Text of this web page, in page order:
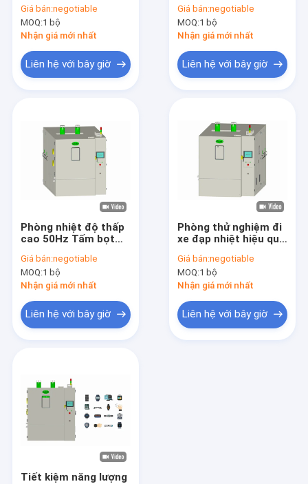
Các sản phẩm
Về chúng tôi
Tham quan nhà máy
Tin tức
Yêu cầu báo giá
Phòng kiểm tra độ ẩm nhiệt độ
Phòng thử nghiệm đi xe đạp nhiệt
Phòng thử nghiệm sốc nhiệt
Giá bán:negotiable
MOQ:1 bộ
Nhận giá mới nhất
Liên hệ với bây giờ
trình PLC
Giá bán:negotiable
MOQ:1 bộ
Nhận giá mới nhất
Liên hệ với bây giờ
Phòng nhiệt độ thấp
cao 50Hz Tấm bọt
đổi nhanh chóng
Giá bán:negotiable
MOQ:1 bộ
Nhận giá mới nhất
Liên hệ với bây giờ
Phòng thử nghiệm đi
xe đạp nhiệt hiệu quả
RS232
Giá bán:negotiable
MOQ:1 bộ
Nhận giá mới nhất
Liên hệ với bây giờ
Tiết kiệm năng lượng